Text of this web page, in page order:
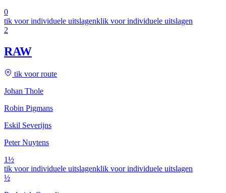
0
tik voor individuele uitslagenklik voor individuele uitslagen
2
RAW
tik voor route
Johan Thole
Robin Pigmans
Eskil Severijns
Peter Nuytens
1½
tik voor individuele uitslagenklik voor individuele uitslagen
½